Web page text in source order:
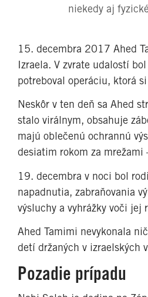
niekedy aj
15. decembra 2017 Ahed
Izraela. V zvrate udalostí
potreboval operáciu, ktorá
Neskôr v ten deň sa Ahed
stalo virálnym, obsahuje
majú oblečenú ochrannú
desiatim rokom za
19. decembra v noci bol
napadnutia, zabraňovania
výsluchy a vyhrážky voči jej
Ahed Tamimi nevykonala
detí držaných v izraelských
Pozadie prípadu